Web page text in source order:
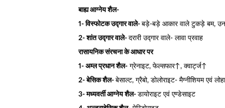
बाह्य आग्नेय शैल-
1- विस्फोटक उद्गार वाले- बड़े-बड़े आकार वाले टुकड़े बम,
2- शांत उद्गार वाले- दरारी उद्गार वाले- लावा प्रवाह
रासायनिक संरचना के आधार पर
1- अम्ल प्रधान शैल-ग्रेनाइट, फेल्सफार↑, क्वार्ट्ज↑
2- बेसिक शैल- बेसाल्ट, ग्रैबो, डोलोराइट- मैग्नीशियम एवं
3- मध्यवर्ती आग्नेय शैल- डायोराइट एवं एण्डेसाइट